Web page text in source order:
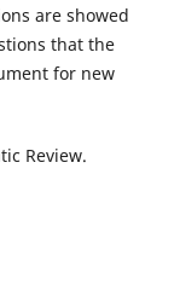
are showed
that the
for new
Review.